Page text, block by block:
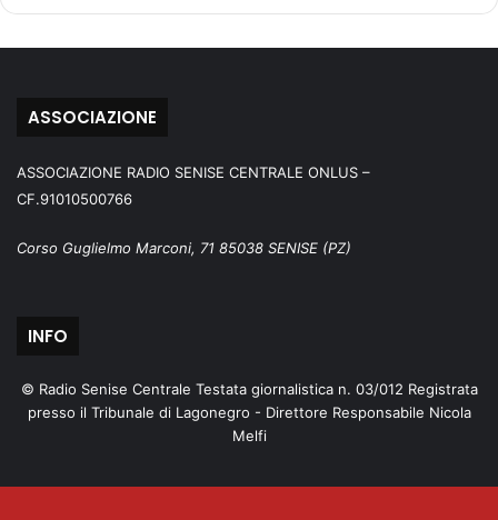
ASSOCIAZIONE
ASSOCIAZIONE RADIO SENISE CENTRALE ONLUS –
CF.91010500766
Corso Guglielmo Marconi, 71 85038 SENISE (PZ)
INFO
© Radio Senise Centrale Testata giornalistica n. 03/012 Registrata
presso il Tribunale di Lagonegro - Direttore Responsabile Nicola
Melfi